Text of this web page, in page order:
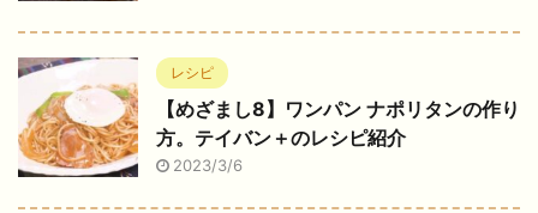
レシピ
【めざまし8】ワンパン ナポリタンの作り
方。テイバン＋のレシピ紹介
2023/3/6